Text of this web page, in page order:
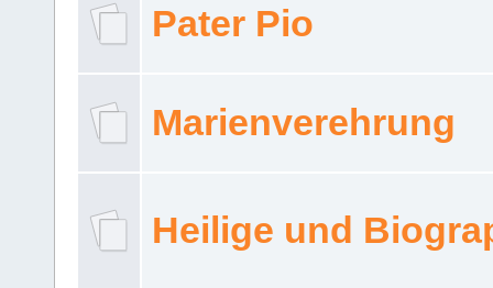
Pater Pio
Marienverehrung
Heilige und